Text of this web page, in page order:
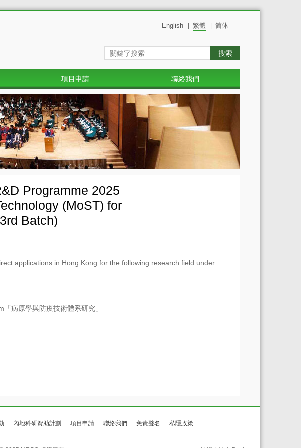
English 繁體 简体
搜索
項目申請 聯絡我們
Programme 2025
(MoST) for
Batch)
applications in Hong Kong for the following research field under
病原學與防疫技術體系研究」
內地科研資助計劃 項目申請 聯絡我們 免責聲名 私隱政策